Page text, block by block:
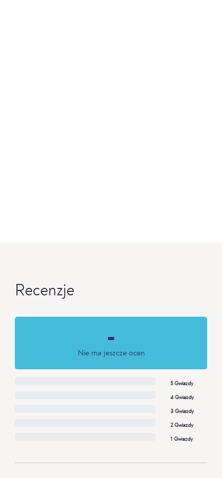
Recenzje
-
Nie ma jeszcze ocen
5 Gwiazdy
4 Gwiazdy
3 Gwiazdy
2 Gwiazdy
1 Gwiazdy